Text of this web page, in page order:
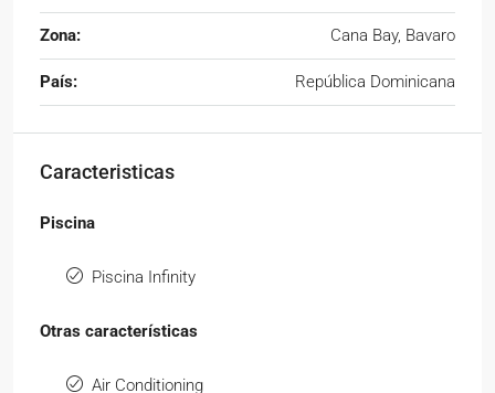
Zona: Cana Bay, Bavaro
País: República Dominicana
Caracteristicas
Piscina
Piscina Infinity
Otras características
Air Conditioning